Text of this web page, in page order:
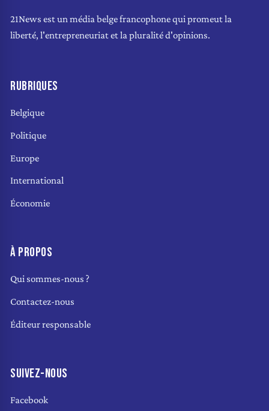
21News est un média belge francophone qui promeut la
liberté, l'entrepreneuriat et la pluralité d'opinions.
RUBRIQUES
Belgique
Politique
Europe
International
Économie
À PROPOS
Qui sommes-nous ?
Contactez-nous
Éditeur responsable
SUIVEZ-NOUS
Facebook